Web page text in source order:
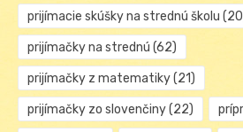
prijímacie skúšky na strednú školu
prijímačky na strednú (62)
prijímačky z matematiky(21)
prijímačky zo slovenčiny(22)